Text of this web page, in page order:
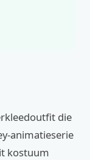
die
animatieserie
kostuum